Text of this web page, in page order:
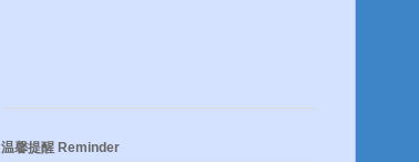
温馨提醒 Reminder